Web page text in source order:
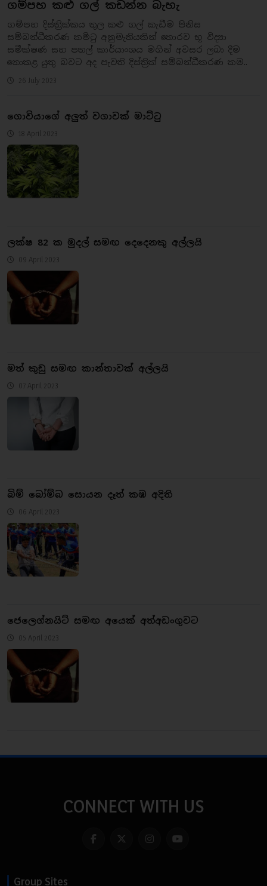
ගම්පහ කළු ගල් කඩන්න බැහැ
ගම්පහ දිස්ත්‍රික්කය තුල කළු ගල් කැඩීම පිනිස
සම්බන්ධීකරණ කමිටු අනුමැතියකින් තොරව භූ විද්‍යා
සමීක්ෂණ සහ පතල් කාර්යාංශය මගින් අවසර ලබා දීම
නොකළ යුතු බවට අද පැවති දිස්ත්‍රික් සම්බන්ධීකරණ කම..
26 July 2023
ගොවියාගේ අලුත් වගාවක් මාට්ටු
18 April 2023
ලක්ෂ 82 ක මුදල් සමඟ දෙදෙනකු අල්ලයි
09 April 2023
මත් කුඩු සමඟ කාන්තාවක් අල්ලයි
07 April 2023
බිම් බෝම්බ සොයන දෑත් කඹ අදිති
06 April 2023
ජෙලෙග්නයිට් සමඟ අයෙක් අත්අඩංගුවට
05 April 2023
CONNECT WITH US
Group Sites